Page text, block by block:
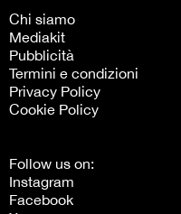
Chi siamo
Mediakit
Pubblicità
Termini e condizioni
Privacy Policy
Cookie Policy
Follow us on:
Instagram
Facebook